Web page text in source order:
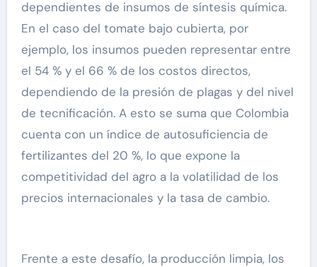
dependientes de insumos de síntesis química.
En el caso del tomate bajo cubierta, por
ejemplo, los insumos pueden representar entre
el 54 % y el 66 % de los costos directos,
dependiendo de la presión de plagas y del nivel
de tecnificación. A esto se suma que Colombia
cuenta con un índice de autosuficiencia de
fertilizantes del 20 %, lo que expone la
competitividad del agro a la volatilidad de los
precios internacionales y la tasa de cambio.
Frente a este desafío, la producción limpia, los